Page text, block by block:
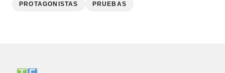
PROTAGONISTAS PRUEBAS